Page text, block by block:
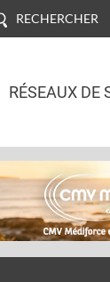
RECHERCHER
RÉSEAUX DE